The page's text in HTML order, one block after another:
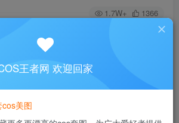
1.7W+ 1366
请付费后查看
3
免费 钻石会员 免费
王者网 欢迎回家
美图